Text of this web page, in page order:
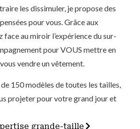
les dissimuler, je propose des
pour vous. Grâce aux
face au miroir l’expérience du sur-
pour VOUS mettre en
vendre un vêtement.
150 modèles de toutes les tailles,
projeter pour votre grand jour et
grande-taille